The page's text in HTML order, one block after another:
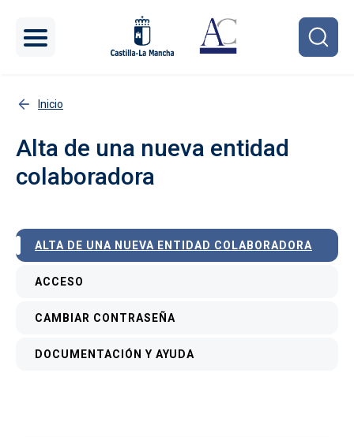
Inicio
Alta de una nueva entidad
colaboradora
Menú interior
ALTA DE UNA NUEVA ENTIDAD COLABORADORA
ACCESO
CAMBIAR CONTRASEÑA
DOCUMENTACIÓN Y AYUDA